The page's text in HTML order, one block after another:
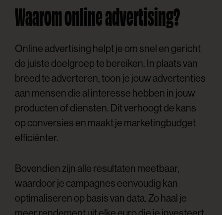
Waarom online advertising?
Online advertising helpt je om snel en gericht
de juiste doelgroep te bereiken. In plaats van
breed te adverteren, toon je jouw advertenties
aan mensen die al interesse hebben in jouw
producten of diensten. Dit verhoogt de kans
op conversies en maakt je marketingbudget
efficiënter.
Bovendien zijn alle resultaten meetbaar,
waardoor je campagnes eenvoudig kan
optimaliseren op basis van data. Zo haal je